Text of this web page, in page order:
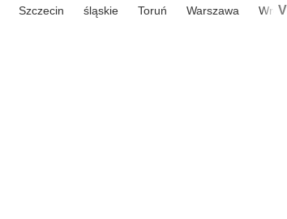
Szczecin śląskie Toruń Warszawa V